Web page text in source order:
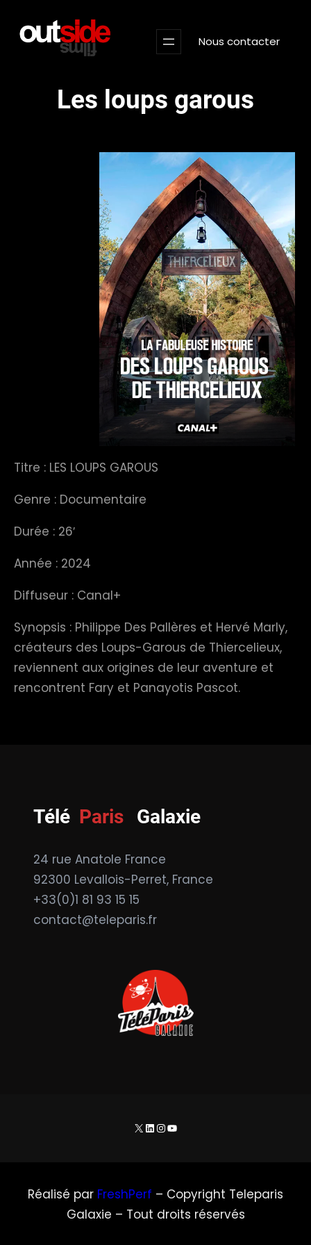
Nous contacter
Les loups garous
Titre : LES LOUPS GAROUS
Genre : Documentaire
Durée : 26′
Année : 2024
Diffuseur : Canal+
Synopsis : Philippe Des Pallères et Hervé Marly,
créateurs des Loups-Garous de Thiercelieux,
reviennent aux origines de leur aventure et
rencontrent Fary et Panayotis Pascot.
Télé Paris Galaxie
24 rue Anatole France
92300 Levallois-Perret, France
+33(0)1 81 93 15 15
contact@teleparis.fr
X LinkedIn
Instagram
YouTube
Réalisé par FreshPerf – Copyright Teleparis
Galaxie – Tout droits réservés